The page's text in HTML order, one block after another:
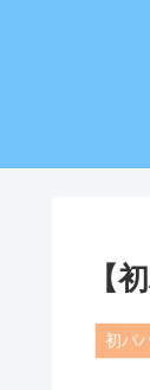
【
初パ